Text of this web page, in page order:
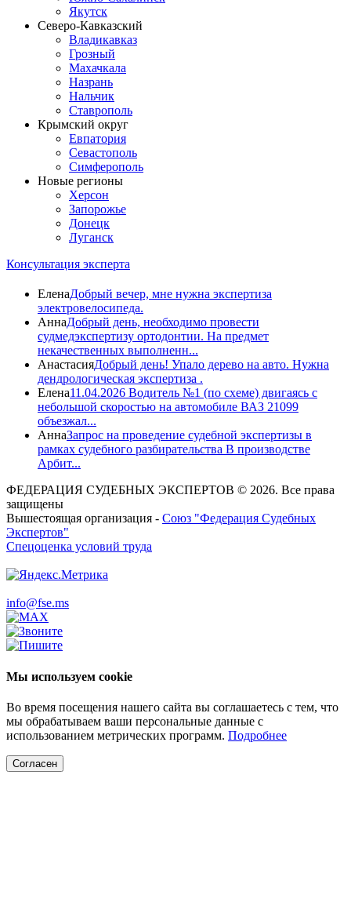
Якутск
Северо-Кавказский
Владикавказ
Грозный
Махачкала
Назрань
Нальчик
Ставрополь
Крымский округ
Евпатория
Севастополь
Симферополь
Новые регионы
Херсон
Запорожье
Донецк
Луганск
Консультация эксперта
ЕленаДобрый вечер, мне нужна экспертиза
электровелосипеда.
АннаДобрый день, необходимо провести
судмедэкспертизу ортодонтии. На предмет
некачественных выполненн...
АнастасияДобрый день! Упало дерево на авто. Нужна
дендрологическая экспертиза .
Елена11.04.2026 Водитель №1 (по схеме) двигаясь с
небольшой скоростью на автомобиле ВАЗ 21099
объезжал...
АннаЗапрос на проведение судебной экспертизы в
рамках судебного разбирательства В производстве
Арбит...
ФЕДЕРАЦИЯ СУДЕБНЫХ ЭКСПЕРТОВ © 2026. Все права
защищены
Вышестоящая организация - Союз "Федерация Судебных
Экспертов"
Спецоценка условий труда
info@fse.ms
Мы используем cookie
Во время посещения нашего сайта вы соглашаетесь с тем, что
мы обрабатываем ваши персональные данные с
использованием метрических программ. Подробнее
Согласен